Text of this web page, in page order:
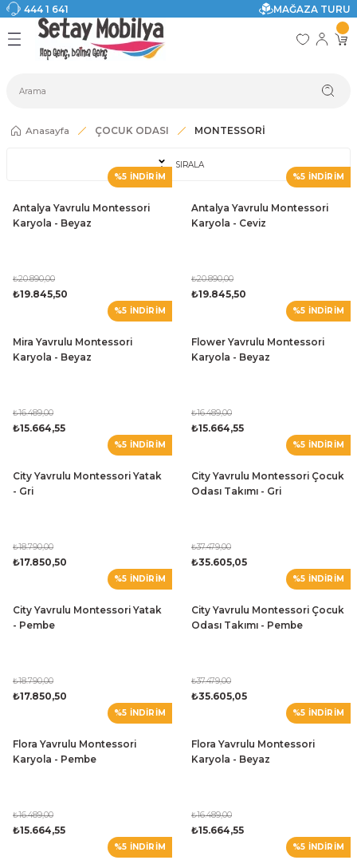
444 1 641
MAĞAZA TURU
Geri Dön
Modelleri
Geri Dön
Geri Dön
Geri Dön
Geri Dön
DOLAP MODELLERİ
Geri Dön
ÜRÜNLER
Anasayfa ÇOCUK ODASI MONTESSORİ
SIRALA
%5 İNDİRİM
Antalya Yavrulu Montessori
Karyola - Beyaz
₺20.890,00
₺19.845,50
%5 İNDİRİM
Antalya Yavrulu Montessori
Karyola - Ceviz
₺20.890,00
₺19.845,50
%5 İNDİRİM
Mira Yavrulu Montessori
Karyola - Beyaz
₺16.489,00
₺15.664,55
%5 İNDİRİM
Flower Yavrulu Montessori
Karyola - Beyaz
₺16.489,00
₺15.664,55
%5 İNDİRİM
City Yavrulu Montessori Yatak
- Gri
₺18.790,00
₺17.850,50
%5 İNDİRİM
City Yavrulu Montessori Çocuk
Odası Takımı - Gri
₺37.479,00
₺35.605,05
%5 İNDİRİM
City Yavrulu Montessori Yatak
- Pembe
₺18.790,00
₺17.850,50
%5 İNDİRİM
City Yavrulu Montessori Çocuk
Odası Takımı - Pembe
₺37.479,00
₺35.605,05
%5 İNDİRİM
Flora Yavrulu Montessori
Karyola - Pembe
₺16.489,00
₺15.664,55
%5 İNDİRİM
Flora Yavrulu Montessori
Karyola - Beyaz
₺16.489,00
₺15.664,55
%5 İNDİRİM %5 İNDİRİM